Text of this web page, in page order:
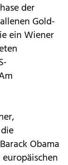
der
Gold-
ein Wiener
Obama